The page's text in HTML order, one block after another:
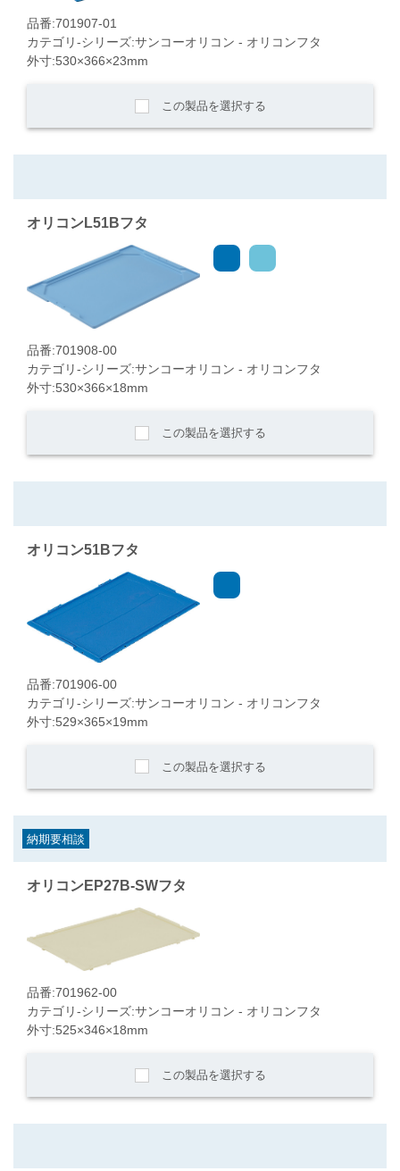
品番:701907-01
カテゴリ-シリーズ:サンコーオリコン - オリコンフタ
外寸:530×366×23mm
この製品を選択する
オリコンL51Bフタ
品番:701908-00
カテゴリ-シリーズ:サンコーオリコン - オリコンフタ
外寸:530×366×18mm
この製品を選択する
オリコン51Bフタ
品番:701906-00
カテゴリ-シリーズ:サンコーオリコン - オリコンフタ
外寸:529×365×19mm
この製品を選択する
納期要相談
オリコンEP27B-SWフタ
品番:701962-00
カテゴリ-シリーズ:サンコーオリコン - オリコンフタ
外寸:525×346×18mm
この製品を選択する